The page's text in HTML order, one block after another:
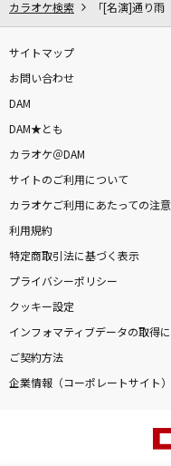
カラオケ検索 「[名演]通り
サイトマップ
お問い合わせ
DAM
DAM★とも
カラオケ＠DAM
サイトのご利用について
カラオケご利用にあたっての注
利用規約
特定商取引法に基づく表示
プライバシーポリシー
クッキー設定
インフォマティブデータの取得
ご契約方法
企業情報（コーポレートサイト）